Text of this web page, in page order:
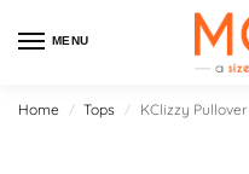
MENU
Home / Tops / KClizzy Pullover